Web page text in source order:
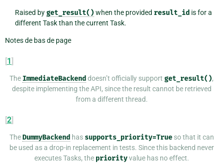
Raised byget_result() when the provided result_id is for a
different Task than the current Task.
Notes de bas de page
[1]
The ImmediateBackend doesn’t officially support get_result(),
despite implementing the API, since the result cannot be retrieved
from a different thread.
[2]
TheDummyBackend has supports_priority=Trueso that it can
be used as a drop-in replacement in tests. Since this backend never
executes Tasks, the priorityvalue has no effect.